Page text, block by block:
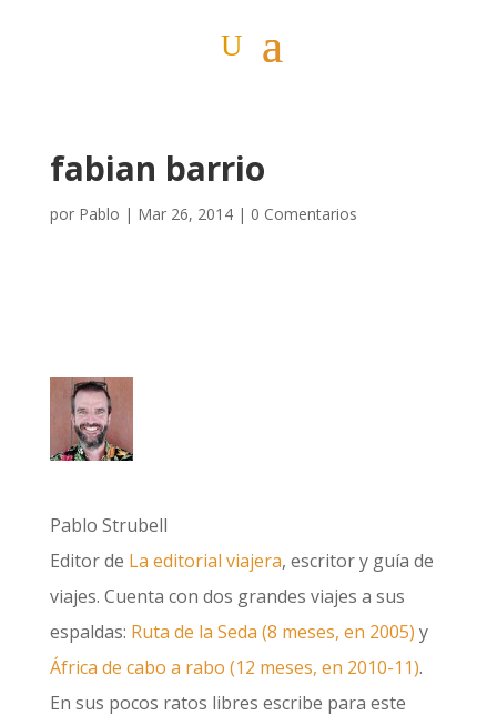
fabian barrio
por Pablo | Mar 26, 2014| 0 Comentarios
Pablo Strubell
Editor de La editorial viajera, escritor y guía de
viajes. Cuenta con dos grandes viajes a sus
espaldas: Ruta de la Seda (8 meses, en 2005) y
África de cabo a rabo (12 meses, en 2010-11).
En sus pocos ratos libres escribe para este